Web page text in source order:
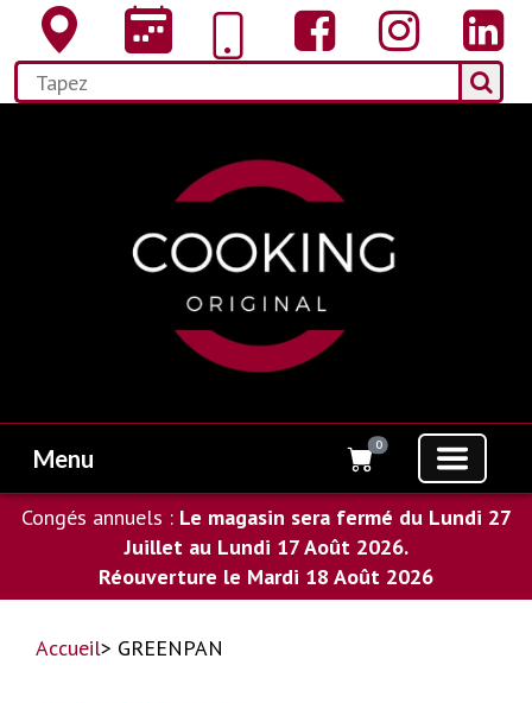
Menu 0
Congés annuels : Le magasin sera fermé du Lundi 27
Juillet au Lundi 17 Août 2026.
Réouverture le Mardi 18 Août 2026
Accueil> GREENPAN